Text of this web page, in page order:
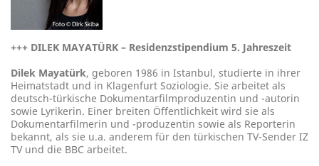
+++ DILEK MAYATÜRK – Residenzstipendium 5. Jahreszeit
Dilek Mayatürk, geboren 1986 in Istanbul, studierte in ihrer
Heimatstadt und in Klagenfurt Soziologie. Sie arbeitet als
deutsch-türkische Dokumentarfilmproduzentin und -autorin
sowie Lyrikerin. Einer breiten Öffentlichkeit wird sie als
Dokumentarfilmerin und -produzentin sowie als Reporterin
bekannt, als sie u.a. anderem für den türkischen TV-Sender IZ
TV und die BBC arbeitet.